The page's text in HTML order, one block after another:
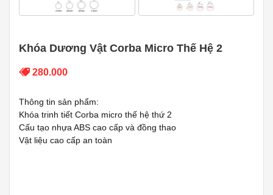
Khóa Dương Vật Corba Micro Thế Hệ 2
280.000
Thông tin sản phẩm:
Khóa trinh tiết Corba micro thế hệ thứ 2
Cấu tạo nhựa ABS cao cấp và đồng thao
Vật liệu cao cấp an toàn